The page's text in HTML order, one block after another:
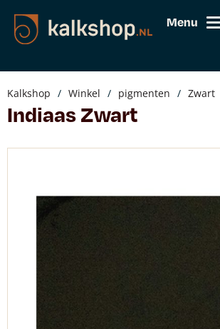
Menu
Kalkshop / Winkel / pigmenten / Zwart
Indiaas Zwart